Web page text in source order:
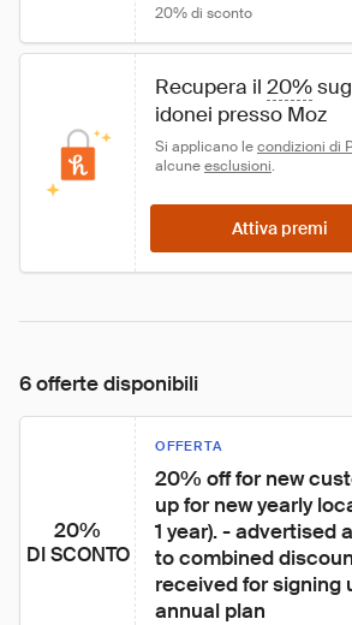
20% di sconto
Recupera il 20%
idonei presso Moz
Si applicano le condizioni di
alcune esclusioni.
Attiva premi
6 offerte disponibili
20%
DI SCONTO
OFFERTA
20% off for new
up for new yearly
1 year). - advertised
to combined
received for signing
annual plan